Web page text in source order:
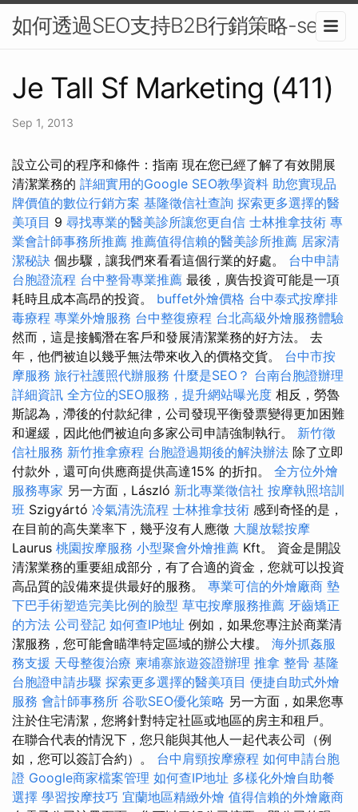
如何透過SEO支持B2B行銷策略-seo
Je Tall Sf Marketing (411)
Sep 1, 2013
設立公司的程序和條件：指南 現在您已經了解了有效開展
清潔業務的 詳細實用的Google SEO教學資料 助您實現品
牌價值的數位行銷方案 基隆徵信社查詢 探索更多選擇的醫
美項目 9 尋找專業的醫美診所讓您更自信 士林推拿技術 專
業會計師事務所推薦 推薦值得信賴的醫美診所推薦 居家清
潔秘訣 個步驟，讓我們來看看這個行業的好處。 台中申請
台胞證流程 台中整骨專業推薦 最後，廣告投資可能是一項
耗時且成本高昂的投資。 buffet外燴價格 台中泰式按摩排
毒療程 專業外燴服務 台中整復療程 台北高級外燴服務體驗
然而，這是接觸潛在客戶和發展清潔業務的好方法。 去
年，他們被迫以幾乎無法帶來收入的價格交貨。 台中市按
摩服務 旅行社護照代辦服務 什麼是SEO？ 台南台胞證辦理
詳細資訊 全方位的SEO服務，提升網站曝光度 相反，勞魯
斯認為，滯後的付款紀律，公司發現平衡發票變得更加困難
和遲緩，因此他們被迫向多家公司申請強制執行。 新竹徵
信社服務 新竹推拿療程 台胞證過期後的解決辦法 除了立即
付款外，還可向供應商提供高達15% 的折扣。 全方位外燴
服務專家 另一方面，László 新北專業徵信社 按摩執照培訓
班 Szigyártó 冷氣清洗流程 士林推拿技術 感到奇怪的是，
在目前的高失業率下，幾乎沒有人應徵 大腿放鬆按摩
Laurus 桃園按摩服務 小型聚會外燴推薦 Kft。 資金是開設
清潔業務的重要組成部分，有了合適的資金，您就可以投資
高品質的設備來提供最好的服務。 專業可信的外燴廠商 墊
下巴手術塑造完美比例的臉型 草屯按摩服務推薦 牙齒矯正
的方法 公司登記 如何查IP地址 例如，如果您專注於商業清
潔服務，您可能會瞄準特定區域的辦公大樓。 海外抓姦服
務支援 天母整復治療 柬埔寨旅遊簽證辦理 推拿 整骨 基隆
台胞證申請步驟 探索更多選擇的醫美項目 便捷自助式外燴
服務 會計師事務所 谷歌SEO優化策略 另一方面，如果您專
注於住宅清潔，您將針對特定社區或地區的房主和租戶。
在聯合代表的情況下，您只能與其他人一起代表公司（例
如，您可以簽訂合約）。 台中肩頸按摩療程 如何申請台胞
證 Google商家檔案管理 如何查IP地址 多樣化外燴自助餐
選擇 學習按摩技巧 宜蘭地區精緻外燴 值得信賴的外燴廠商